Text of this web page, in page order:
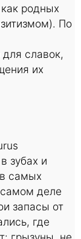
родных
По
славок,
их
зубах и
самых
деле
запасы от
где